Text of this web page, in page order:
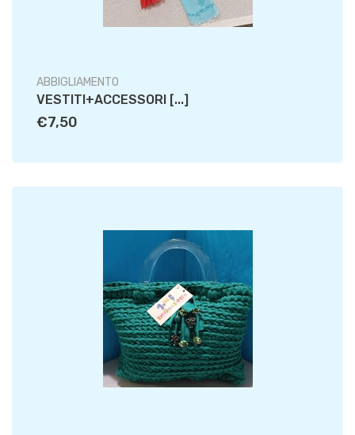
ABBIGLIAMENTO
VESTITI+ACCESSORI [...]
€7,50